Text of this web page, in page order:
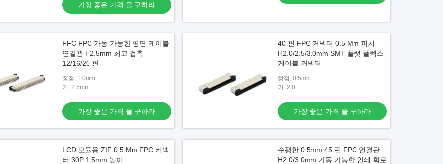
가장 좋은 가격 을 구하라
FFC FPC 가동 가능한 평면 케이블
연결관 H2.5mm 최고 접촉
12/16/20 핀
정점: 1.0mm
키: 2.5mm
가장 좋은 가격 을 구하라
40 핀 FPC 커넥터 0.5 Mm 피치
H2.0/2.5/3.0mm SMT 플랫 플렉스
케이블 커넥터
정점: 0.5mm
키: 2.0
가장 좋은 가격 을 구하라
LCD 모듈용 ZIF 0.5 Mm FPC 커넥
터 30P 1.5mm 높이
수평한 0.5mm 45 핀 FPC 연결관
H2.0/3.0mm 가동 가능한 인쇄 회로